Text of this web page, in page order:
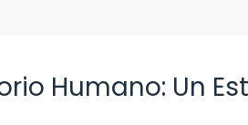
Humano: Un